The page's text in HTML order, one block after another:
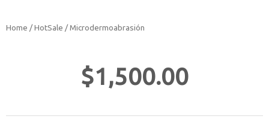
Home /HotSale / Microdermoabrasión
$1,500.00